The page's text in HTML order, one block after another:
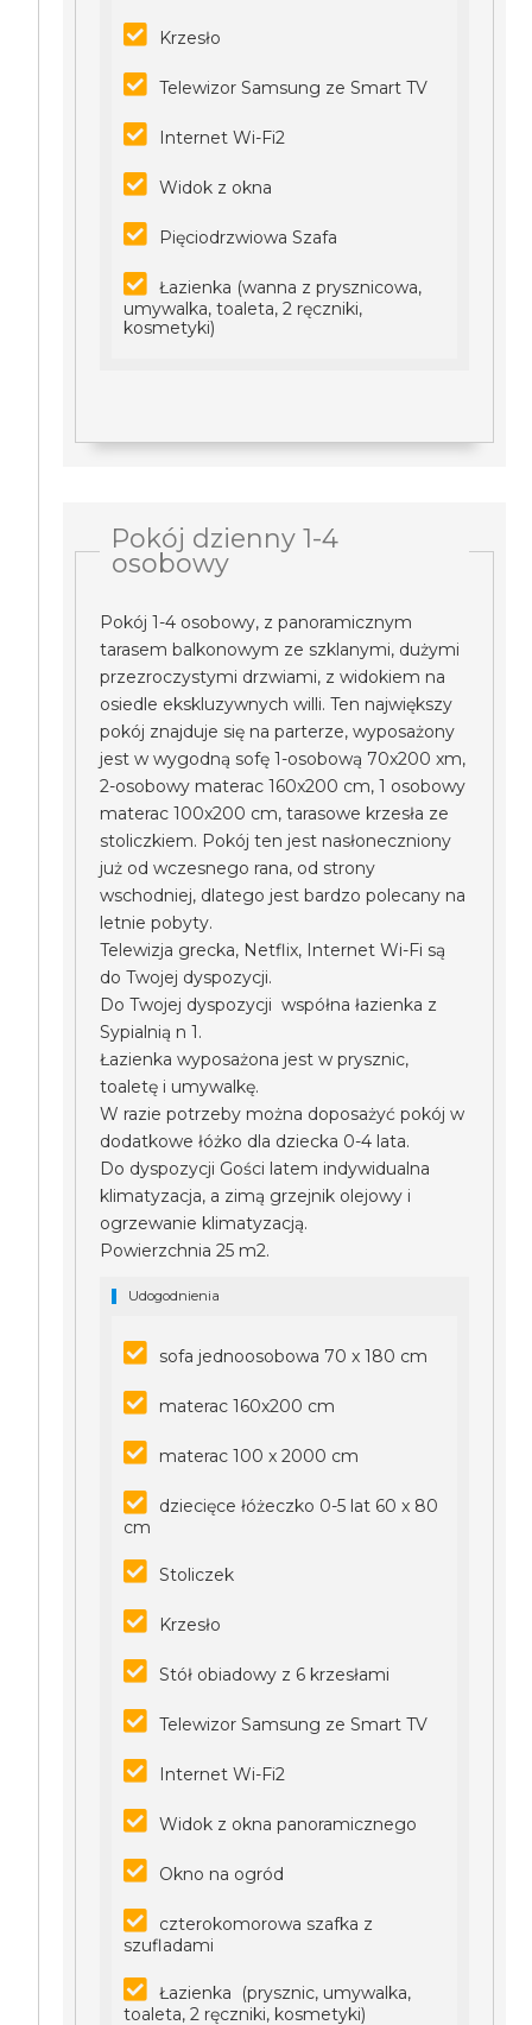
Krzesło
Telewizor Samsung ze Smart TV
Internet Wi-Fi2
Widok z okna
Pięciodrzwiowa Szafa
Łazienka (wanna z prysznicowa,
umywalka, toaleta, 2 ręczniki,
kosmetyki)
Pokój dzienny 1-4
osobowy
Pokój 1-4 osobowy, z panoramicznym
tarasem balkonowym ze szklanymi, dużymi
przezroczystymi drzwiami, z widokiem na
osiedle ekskluzywnych willi. Ten największy
pokój znajduje się na parterze, wyposażony
jest w wygodną sofę 1-osobową 70x200 xm,
2-osobowy materac 160x200 cm, 1 osobowy
materac 100x200 cm, tarasowe krzesła ze
stoliczkiem. Pokój ten jest nasłoneczniony
już od wczesnego rana, od strony
wschodniej, dlatego jest bardzo polecany na
letnie pobyty.
Telewizja grecka, Netflix, Internet Wi-Fi są
do Twojej dyspozycji.
Do Twojej dyspozycji współna łazienka z
Sypialnią n 1.
Łazienka wyposażona jest w prysznic,
toaletę i umywalkę.
W razie potrzeby można doposażyć pokój w
dodatkowe łóżko dla dziecka 0-4 lata.
Do dyspozycji Gości latem indywidualna
klimatyzacja, a zimą grzejnik olejowy i
ogrzewanie klimatyzacją.
Powierzchnia 25 m2.
Udogodnienia
sofa jednoosobowa 70 x 180 cm
materac 160x200 cm
materac 100 x 2000 cm
dziecięce łóżeczko 0-5 lat 60 x 80
cm
Stoliczek
Krzesło
Stół obiadowy z 6 krzesłami
Telewizor Samsung ze Smart TV
Internet Wi-Fi2
Widok z okna panoramicznego
Okno na ogród
czterokomorowa szafka z
szufladami
Łazienka (prysznic, umywalka,
toaleta, 2 ręczniki, kosmetyki)